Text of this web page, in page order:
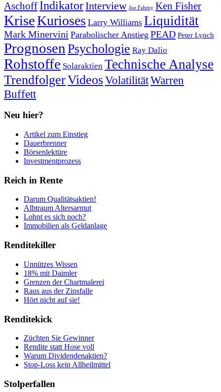
Aschoff IndikatorInterview Joe Fahmy Ken Fisher
KriseKurioses Larry Williams Liquidität
Mark Minervini Parabolischer Anstieg PEAD Peter Lynch
Prognosen Psychologie Ray Dalio
Rohstoffe Solaraktien Technische Analyse
TrendfolgerVideosVolatilitätWarren
Buffett
Neu hier?
Artikel zum Einstieg
Dauerbrenner
Börsenlektüre
Investmentprozess
Reich in Rente
Darum Qualitätsaktien!
Albtraum Altersarmut
Lohnt es sich noch?
Immobilien als Geldanlage
Renditekiller
Unnützes Wissen
18% mit Daimler
Grenzen der Chartmalerei
Raus aus der Zinsfalle
Hört nicht auf sie!
Renditekick
Züchten Sie Gewinner
Rendite statt Hose voll
Warum Dividendenaktien?
Stop-Loss kein Allheilmittel
Stolperfallen